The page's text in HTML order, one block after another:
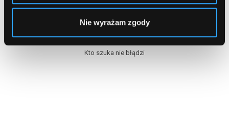
Nie wyrażam zgody
Najczęściej szukane banki
Kto szuka nie błądzi